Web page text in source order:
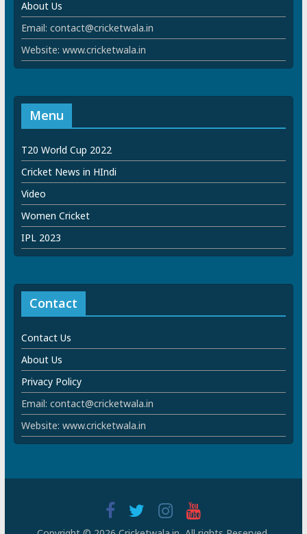
About Us
Email: contact@cricketwala.in
Website: www.cricketwala.in
Menu
T20 World Cup 2022
Cricket News in HIndi
Video
Women Cricket
IPL 2023
Contact
Contact Us
About Us
Privacy Policy
Email: contact@cricketwala.in
Website: www.cricketwala.in